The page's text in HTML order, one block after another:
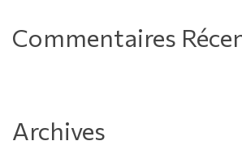
Commentaires
Archive